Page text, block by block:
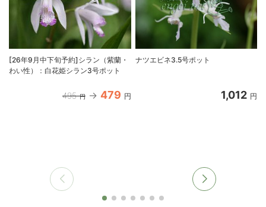
[26年9月中下旬予約]シラン（紫蘭・
わい性）：白花姫シラン3号ポット
495 円 479 円
ナツエビネ3.5号ポット
1,012 円